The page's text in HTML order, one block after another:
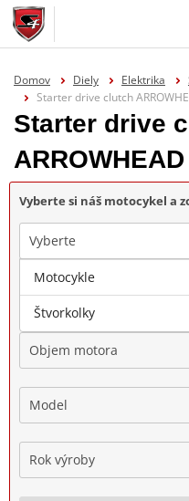
Domov Diely Elektrika
Starter drive clutch
Starter drive
ARROWHEAD
Vyberte si náš motocykel a
Vyberte
Značka
Objem motora
Model
Rok výroby
Motocykle
Štvorkolky